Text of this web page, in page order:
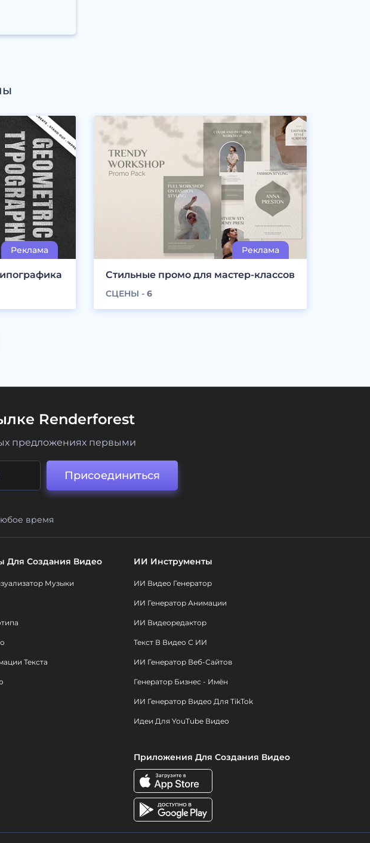
Стильные промо для мастер-классов
СЦЕНЫ - 6
Renderforest
предложениях первыми
Присоединиться
время
Для Создания Видео
Музыки
Текста
ИИ Инструменты
ИИ Видео Генератор
ИИ Генератор Анимации
ИИ Видеоредактор
Текст В Видео С ИИ
ИИ Генератор Веб-Сайтов
Генератор Бизнес - Имён
ИИ Генератор Видео Для TikTok
Идеи Для YouTube Видео
Приложения Для Создания Видео